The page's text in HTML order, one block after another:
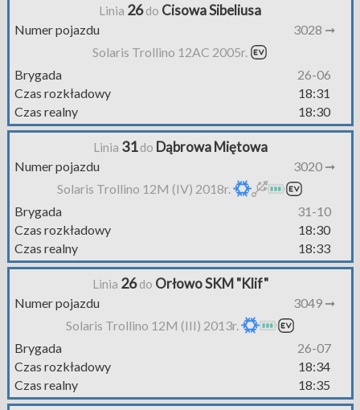
Linia 26do Cisowa Sibeliusa
Numer pojazdu
3028 ➞
Solaris Trollino 12AC 2005r.
Brygada
26-06
Czas rozkładowy
18:31
Czas realny
18:30
Linia 31do Dąbrowa Miętowa
Numer pojazdu
3020 ➞
Solaris Trollino 12M (IV) 2018r.
Brygada
31-10
Czas rozkładowy
18:30
Czas realny
18:33
Linia 26do Orłowo SKM "Klif"
Numer pojazdu
3049 ➞
Solaris Trollino 12M (III) 2013r.
Brygada
26-07
Czas rozkładowy
18:34
Czas realny
18:35